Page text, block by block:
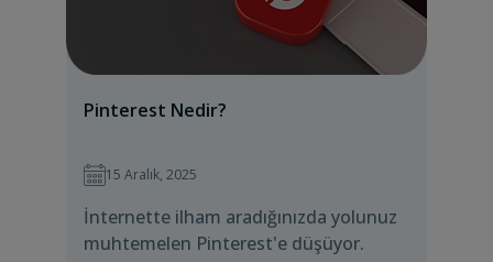
Pinterest Nedir?
15 Aralık, 2025
İnternette ilham aradığınızda yolunuz
muhtemelen Pinterest'e düşüyor.